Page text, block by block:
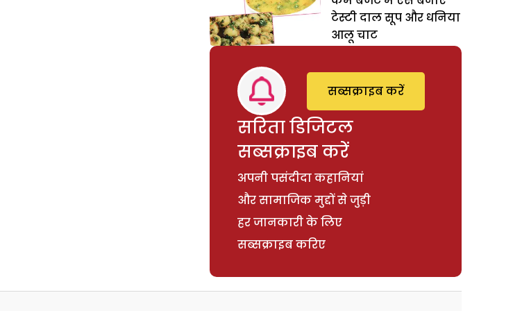
टेस्टी दाल सूप और धनिया
आलू चाट
सरिता डिजिटल
सब्सक्राइब करें
अपनी पसंदीदा कहानियां
और सामाजिक मुद्दों से जुड़ी
हर जानकारी के लिए
सब्सक्राइब करिए
सब्सक्राइब करें